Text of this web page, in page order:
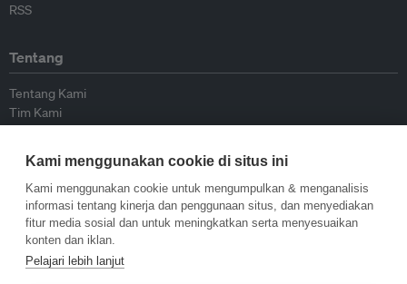
RSS
Tentang
Tentang Kami
Tim Kami
Kontributor
Hubungi Kami
Kebijakan
Pedoman Penerbitan Ulang
Kami menggunakan cookie di situs ini
Kami menggunakan cookie untuk mengumpulkan & menganalisis
informasi tentang kinerja dan penggunaan situs, dan menyediakan
fitur media sosial dan untuk meningkatkan serta menyesuaikan
konten dan iklan.
Pelajari lebih lanjut